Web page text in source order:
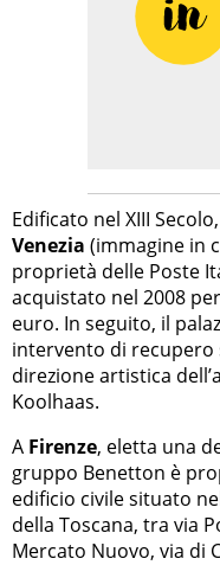
Edificato nel XIII
Venezia (immagine in
proprietà delle Poste
acquistato nel 2008
euro. In seguito, il
intervento di recupero
direzione artistica
Koolhaas.
A Firenze, eletta una
gruppo Benetton è
edificio civile situato
della Toscana, tra via
Mercato Nuovo, via di